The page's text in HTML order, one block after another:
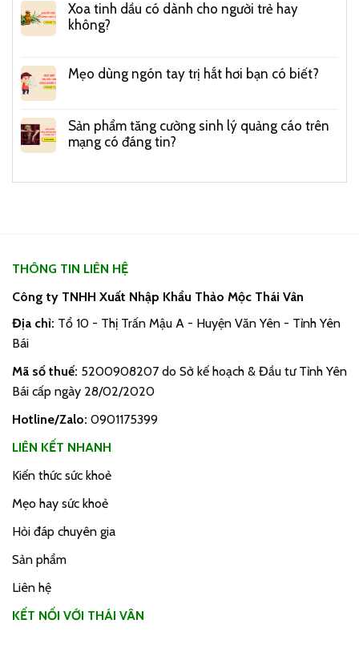
Xoa tinh dầu có dành cho người trẻ hay
không?
Mẹo dùng ngón tay trị hắt hơi bạn có biết?
Sản phẩm tăng cường sinh lý quảng cáo trên
mạng có đáng tin?
THÔNG TIN LIÊN HỆ
Công ty TNHH Xuất Nhập Khẩu Thảo Mộc Thái Vân
Địa chỉ: Tổ 10 - Thị Trấn Mậu A - Huyện Văn Yên - Tỉnh Yên
Bái
Mã số thuế: 5200908207 do Sở kế hoạch & Đầu tư Tỉnh Yên
Bái cấp ngày 28/02/2020
Hotline/Zalo: 0901175399
LIÊN KẾT NHANH
Kiến thức sức khoẻ
Mẹo hay sức khoẻ
Hỏi đáp chuyên gia
Sản phẩm
Liên hệ
KẾT NỐI VỚI THÁI VÂN